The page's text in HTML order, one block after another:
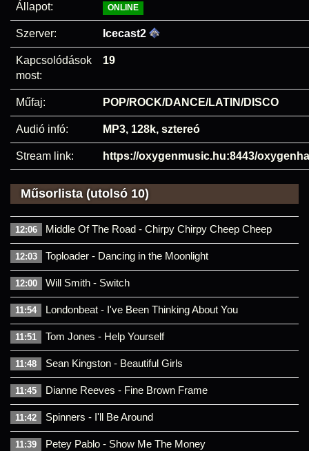
Állapot: ONLINE
Szerver: Icecast2
Kapcsolódások
most:
19
Műfaj: POP/ROCK/DANCE/LATIN/DISCO
Audió infó: MP3, 128k, sztereó
Stream link: https://oxygenmusic.hu:8443/
Műsorlista (utolsó 10)
12:06 Middle Of The Road - Chirpy Chirpy Cheep Cheep
12:03 Toploader - Dancing in the Moonlight
12:00 Will Smith - Switch
11:54 Londonbeat - I've Been Thinking About You
11:51 Tom Jones - Help Yourself
11:48 Sean Kingston - Beautiful Girls
11:45 Dianne Reeves - Fine Brown Frame
11:42 Spinners - I'll Be Around
11:39 Petey Pablo - Show Me The Money